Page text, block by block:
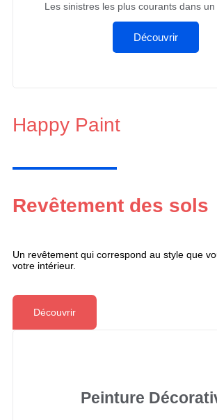
Les sinistres les plus courants dans
Découvrir
Happy Paint
Revêtement des sols
Un revêtement qui correspond au style que
votre intérieur.
Découvrir
Peinture